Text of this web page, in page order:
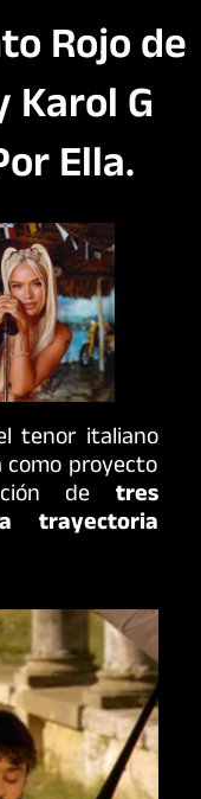
Rojo de
G
Ella.
tenor italiano
proyecto
de tres
trayectoria